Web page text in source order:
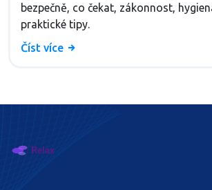
bezpečně, co čekat, zákonnost,
praktické tipy.
Číst více